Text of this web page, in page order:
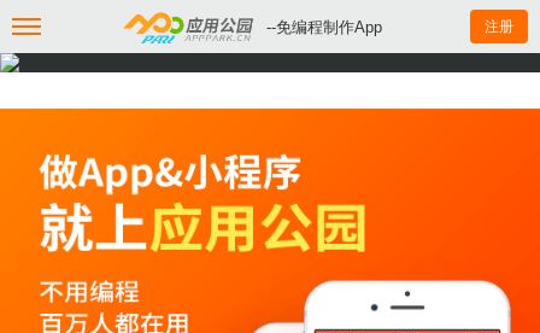
--免编程制作App 注册